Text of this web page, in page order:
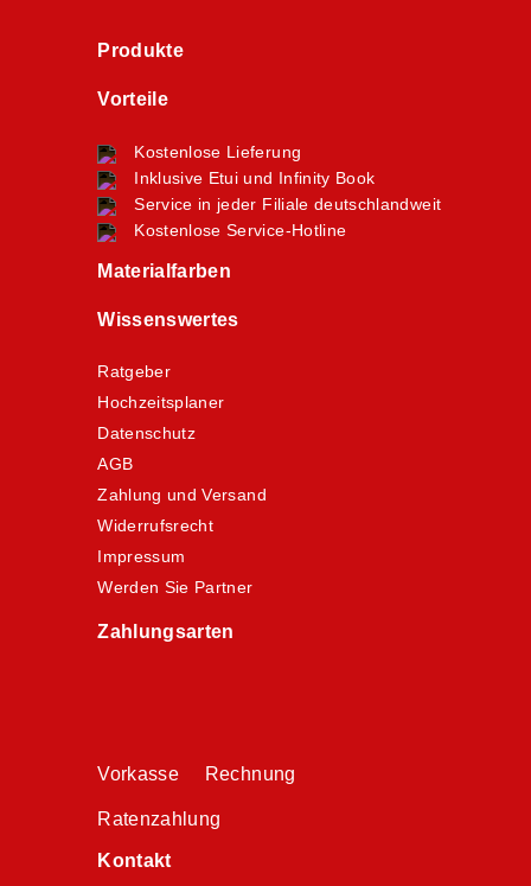
Produkte
Vorteile
Kostenlose Lieferung
Inklusive Etui und Infinity Book
Service in jeder Filiale deutschlandweit
Kostenlose Service-Hotline
Materialfarben
Wissenswertes
Ratgeber
Hochzeitsplaner
Datenschutz
AGB
Zahlung und Versand
Widerrufsrecht
Impressum
Werden Sie Partner
Zahlungsarten
Vorkasse Rechnung
Ratenzahlung
Kontakt